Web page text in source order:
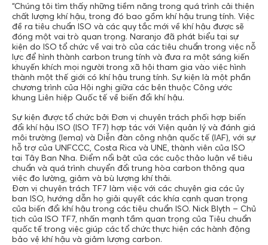
“Chúng tôi tìm thấy những tiềm năng trong quá trình cải thiện
chất lượng khí hậu, trong đó bao gồm khí hậu trung tính. Việc
đề ra tiêu chuẩn ISO và các quy tắc mới về khí hậu được sẽ
đóng một vai trò quan trọng. Naranjo đã phát biểu tại sự
kiện do ISO tổ chức về vai trò của các tiêu chuẩn trong việc nỗ
lực để hình thành carbon trung tính và đưa ra một sáng kiến ​​
khuyến khích mọi người trong xã hội tham gia vào việc hình
thành một thế giới có khí hậu trung tính. Sự kiện là một phần
chương trình của Hội nghị giữa các bên thuộc Công ước
khung Liên hiệp Quốc tế về biến đổi khí hậu.
Sự kiện được tổ chức bởi Đơn vị chuyên trách phối hợp biến
đổi khí hậu ISO (ISO TF7) hợp tác với Viện quản lý và đánh giá
môi trường (Iema) và Diễn đàn công nhận quốc tế (IAF), với sự
hỗ trợ của UNFCCC, Costa Rica và UNE, thành viên của ISO
tại Tây Ban Nha. Điểm nổi bật của các cuộc thảo luận về tiêu
chuẩn và quá trình chuyển đổi trung hòa carbon thông qua
việc đo lường, giảm và bù lượng khí thải.
Đơn vị chuyên trách TF7 làm việc với các chuyên gia các ủy
ban ISO, hướng dẫn họ giải quyết các khía cạnh quan trọng
của biến đổi khí hậu trong các tiêu chuẩn ISO. Nick Blyth – Chủ
tịch của ISO TF7, nhấn mạnh tầm quan trọng của Tiêu chuẩn
quốc tế trong việc giúp các tổ chức thực hiện các hành động
bảo vệ khí hậu và giảm lượng carbon.